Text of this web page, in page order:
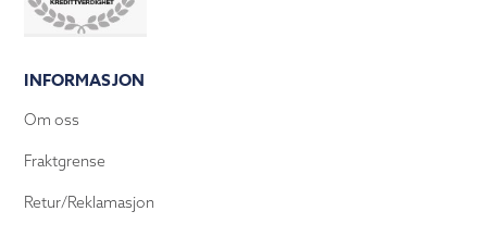
INFORMASJON
Om oss
Fraktgrense
Retur/Reklamasjon